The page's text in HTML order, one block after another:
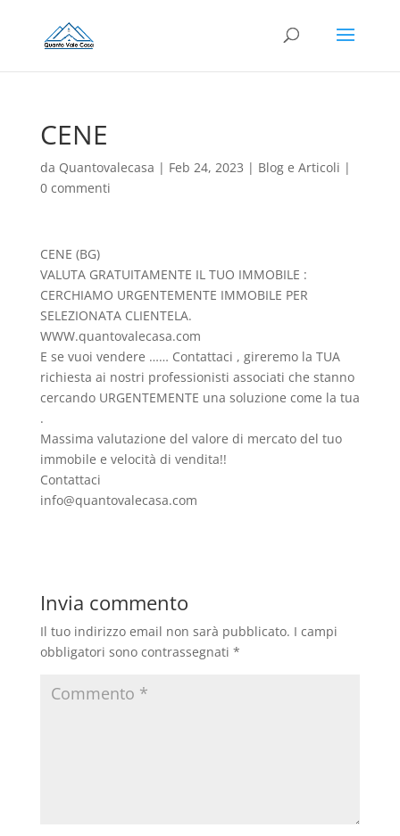
CENE
da Quantovalecasa | Feb 24, 2023 | Blog e Articoli |
0 commenti
CENE (BG)
VALUTA GRATUITAMENTE IL TUO IMMOBILE :
CERCHIAMO URGENTEMENTE IMMOBILE PER
SELEZIONATA CLIENTELA.
WWW.quantovalecasa.com
E se vuoi vendere …… Contattaci , gireremo la TUA
richiesta ai nostri professionisti associati che stanno
cercando URGENTEMENTE una soluzione come la tua
.
Massima valutazione del valore di mercato del tuo
immobile e velocità di vendita!!
Contattaci
info@quantovalecasa.com
Invia commento
Il tuo indirizzo email non sarà pubblicato. I campi
obbligatori sono contrassegnati *